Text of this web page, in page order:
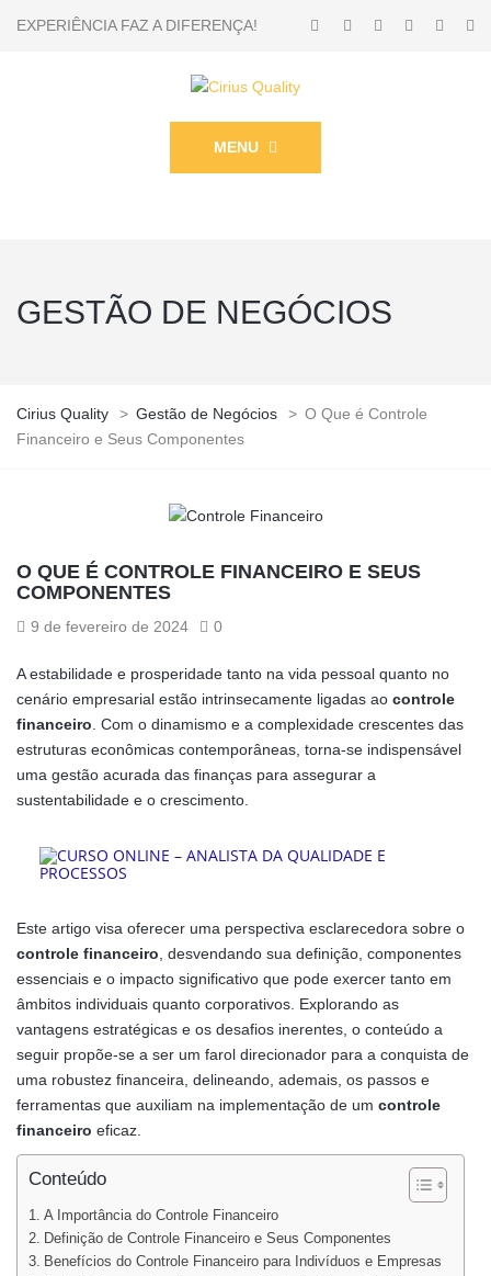
EXPERIÊNCIA FAZ A DIFERENÇA!
MENU
GESTÃO DE NEGÓCIOS
Cirius Quality > Gestão de Negócios > O Que é Controle
Financeiro e Seus Componentes
O QUE É CONTROLE FINANCEIRO E SEUS
COMPONENTES
9 de fevereiro de 2024 0
A estabilidade e prosperidade tanto na vida pessoal quanto no
cenário empresarial estão intrinsecamente ligadas ao controle
financeiro . Com o dinamismo e a complexidade crescentes das
estruturas econômicas contemporâneas, torna-se indispensável
uma gestão acurada das finanças para assegurar a
sustentabilidade e o crescimento.
Este artigo visa oferecer uma perspectiva esclarecedora sobre o
controle financeiro, desvendando sua definição, componentes
essenciais e o impacto significativo que pode exercer tanto em
âmbitos individuais quanto corporativos. Explorando as
vantagens estratégicas e os desafios inerentes, o conteúdo a
seguir propõe-se a ser um farol direcionador para a conquista de
uma robustez financeira, delineando, ademais, os passos e
ferramentas que auxiliam na implementação de um controle
financeiro eficaz.
Conteúdo
A Importância do Controle Financeiro
Definição de Controle Financeiro e Seus Componentes
Benefícios do Controle Financeiro para Indivíduos e Empresas